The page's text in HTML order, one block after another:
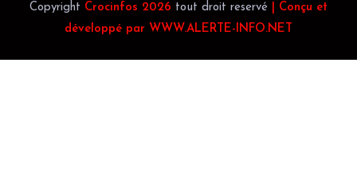
Copyright Crocinfos 2026 tout droit reservé
| Conçu et
développé par WWW.ALERTE-INFO.NET